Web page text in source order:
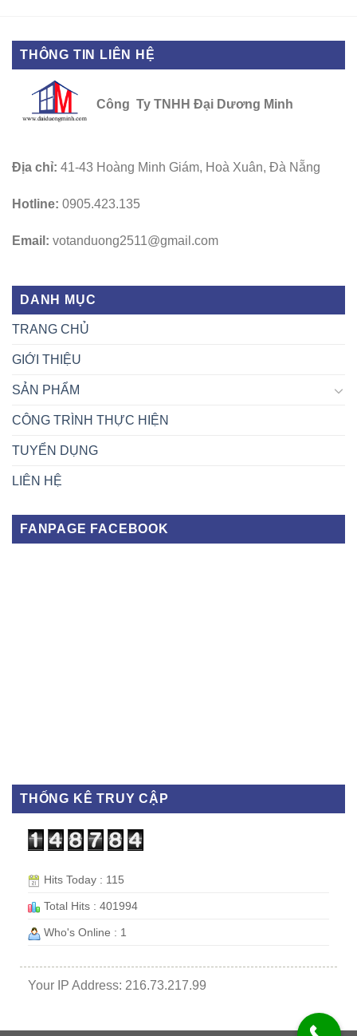
THÔNG TIN LIÊN HỆ
Công Ty TNHH Đại Dương Minh
Địa chỉ: 41-43 Hoàng Minh Giám, Hoà Xuân, Đà Nẵng
Hotline: 0905.423.135
Email: votanduong2511@gmail.com
DANH MỤC
TRANG CHỦ
GIỚI THIỆU
SẢN PHẨM
CÔNG TRÌNH THỰC HIỆN
TUYỂN DỤNG
LIÊN HỆ
FANPAGE FACEBOOK
THỐNG KÊ TRUY CẬP
Hits Today : 115
Total Hits : 401994
Who's Online : 1
Your IP Address: 216.73.217.99